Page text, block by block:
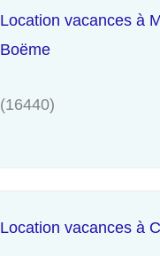
Location vacances à
Boëme
(16440)
Location vacances à